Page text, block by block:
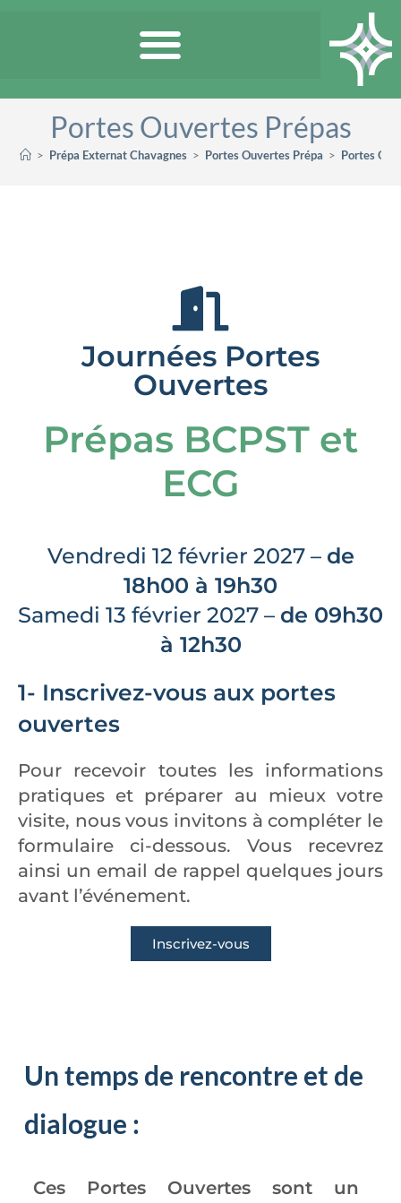
Portes Ouvertes Prépas
> Prépa Externat Chavagnes > Portes Ouvertes Prépa > Portes
Journées Portes
Ouvertes
Prépas BCPST et
ECG
Vendredi 12 février 2027 – de
18h00 à 19h30
Samedi 13 février 2027 – de 09h30
à 12h30
1- Inscrivez-vous aux portes
ouvertes
Pour recevoir toutes les informations
pratiques et préparer au mieux votre
visite, nous vous invitons à compléter le
formulaire ci-dessous. Vous recevrez
ainsi un email de rappel quelques jours
avant l’événement.
Inscrivez-vous
Un temps de rencontre et de
dialogue :
Ces Portes Ouvertes sont un